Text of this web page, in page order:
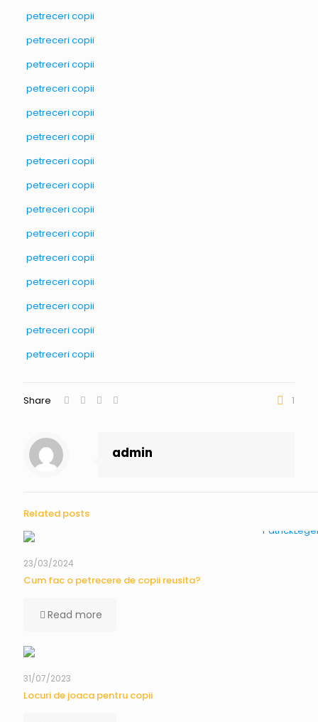
petreceri copii
petreceri copii
petreceri copii
petreceri copii
petreceri copii
petreceri copii
petreceri copii
petreceri copii
petreceri copii
petreceri copii
petreceri copii
petreceri copii
petreceri copii
petreceri copii
petreceri copii
Share 1
admin
Related posts
23/03/2024
Cum fac o petrecere de copii reusita?
Read more
31/07/2023
Locuri de joaca pentru copii